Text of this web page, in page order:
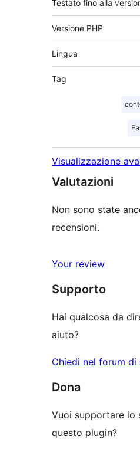
Testato fino alla
Versione PHP
Lingua
Tag
Visualizzazione
Valutazioni
Non sono state
recensioni.
Your review
Supporto
Hai qualcosa da
aiuto?
Chiedi nel forum
Dona
Vuoi supportare lo
questo plugin?